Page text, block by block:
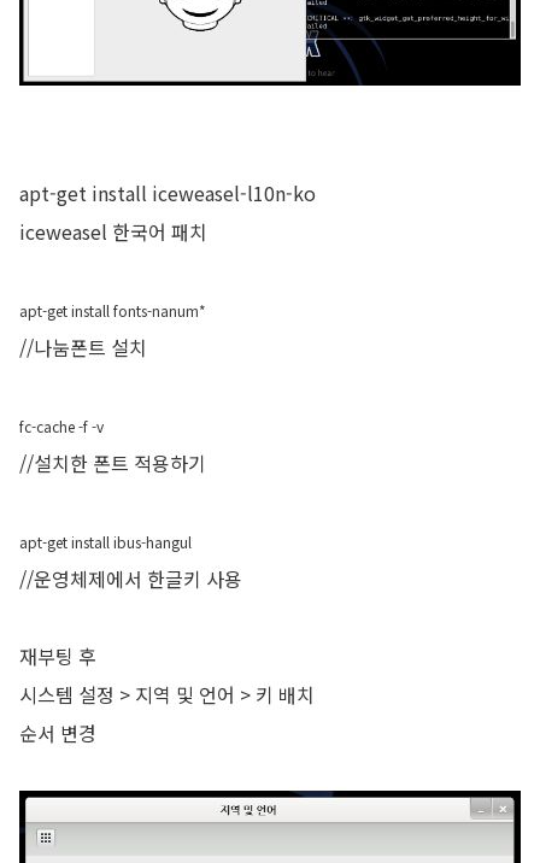
apt-get install iceweasel-l10n-ko
iceweasel 한국어 패치
apt-get install fonts-nanum*
//나눔폰트 설치
fc-cache -f -v
//설치한 폰트 적용하기
apt-get install ibus-hangul
//운영체제에서 한글키 사용
재부팅 후
시스템 설정 > 지역 및 언어 > 키 배치
순서 변경